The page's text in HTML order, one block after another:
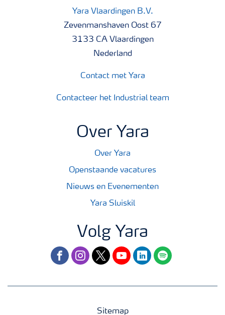
Yara Vlaardingen B.V.
Zevenmanshaven Oost 67
3133 CA Vlaardingen
Nederland
Contact met Yara
Contacteer het Industrial team
Over Yara
Over Yara
Openstaande vacatures
Nieuws en Evenementen
Yara Sluiskil
Volg Yara
facebookinstagram
twitteryoutubelinkedinspotify
Sitemap